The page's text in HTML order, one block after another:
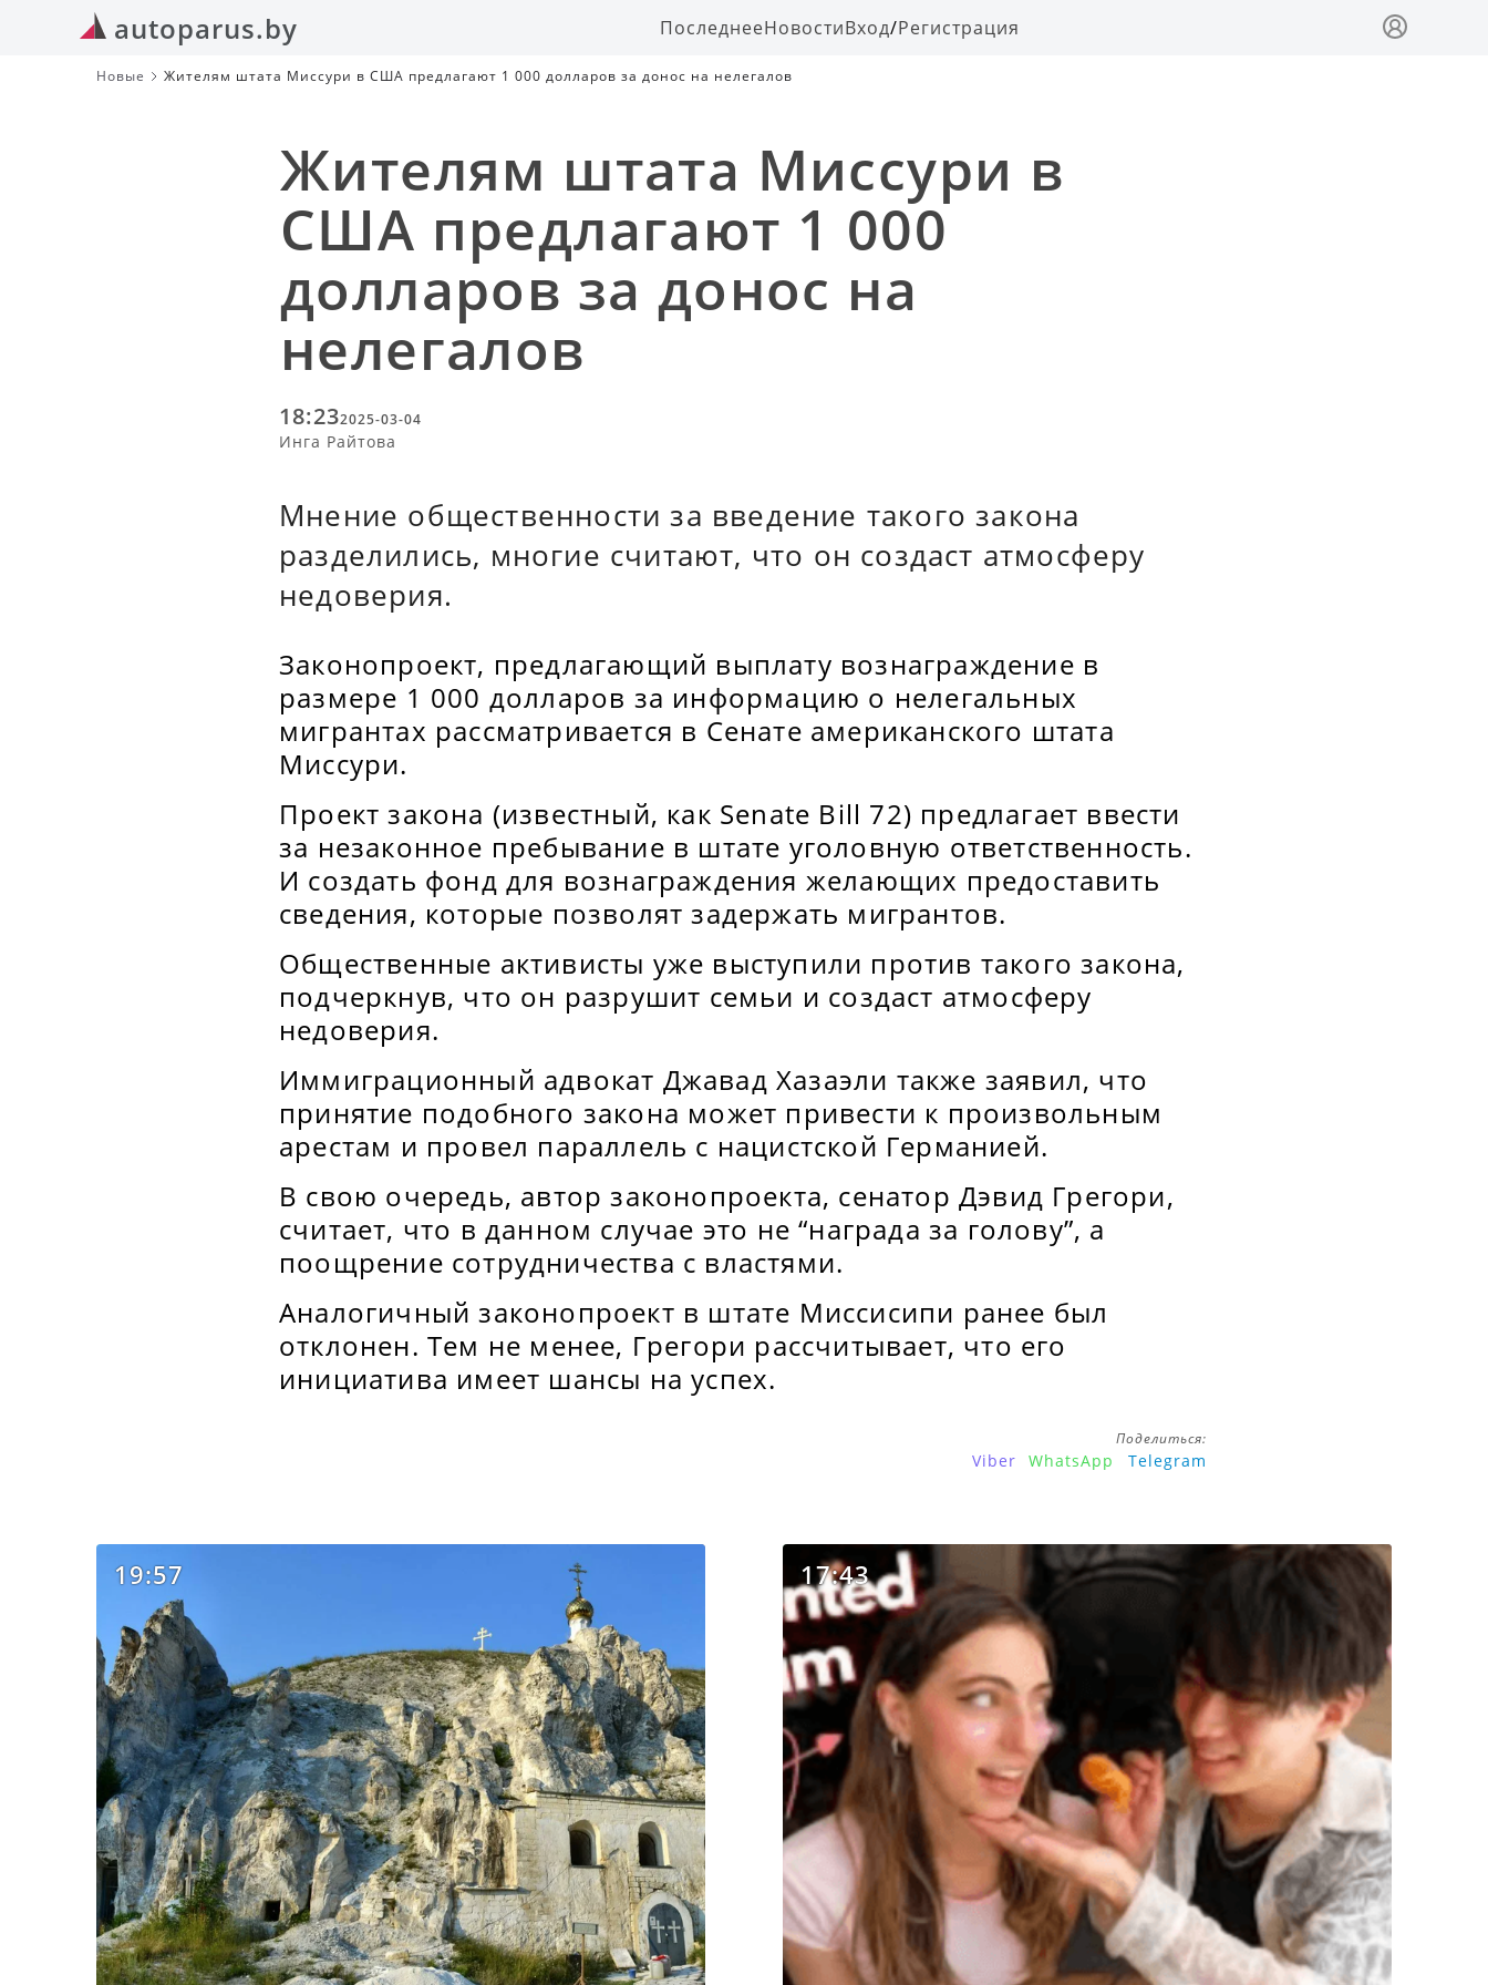
autoparus.by ПоследнееНовостиВход/Регистрация
Новые Жителям штата Миссури в США предлагают 1 000 долларов за донос на нелегалов
Жителям штата Миссури в
США предлагают 1 000
долларов за донос на
нелегалов
18:232025-03-04
Инга Райтова
Мнение общественности за введение такого закона
разделились, многие считают, что он создаст атмосферу
недоверия.
Законопроект, предлагающий выплату вознаграждение в
размере 1 000 долларов за информацию о нелегальных
мигрантах рассматривается в Сенате американского штата
Миссури.
Проект закона (известный, как Senate Bill 72) предлагает ввести
за незаконное пребывание в штате уголовную ответственность.
И создать фонд для вознаграждения желающих предоставить
сведения, которые позволят задержать мигрантов.
Общественные активисты уже выступили против такого закона,
подчеркнув, что он разрушит семьи и создаст атмосферу
недоверия.
Иммиграционный адвокат Джавад Хазаэли также заявил, что
принятие подобного закона может привести к произвольным
арестам и провел параллель с нацистской Германией.
В свою очередь, автор законопроекта, сенатор Дэвид Грегори,
считает, что в данном случае это не “награда за голову”, а
поощрение сотрудничества с властями.
Аналогичный законопроект в штате Миссисипи ранее был
отклонен. Тем не менее, Грегори рассчитывает, что его
инициатива имеет шансы на успех.
Поделиться:
Viber WhatsApp Telegram
19:57 17:43